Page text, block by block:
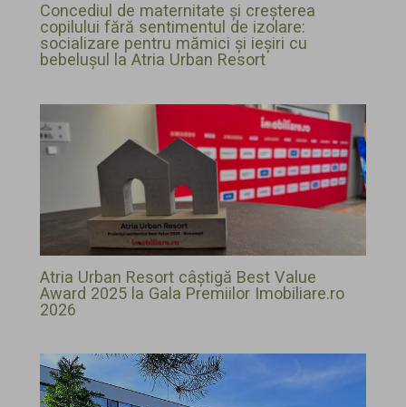
Concediul de maternitate și creșterea
copilului fără sentimentul de izolare:
socializare pentru mămici și ieșiri cu
bebelușul la Atria Urban Resort
Atria Urban Resort câștigă Best Value
Award 2025 la Gala Premiilor Imobiliare.ro
2026